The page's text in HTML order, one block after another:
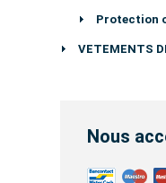
Protection
VETEMENTS
Nous